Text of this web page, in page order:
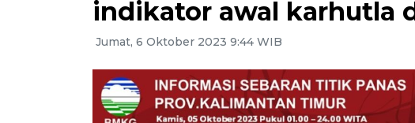
indikator awal karhutla
Jumat, 6 Oktober 2023 9:44 WIB